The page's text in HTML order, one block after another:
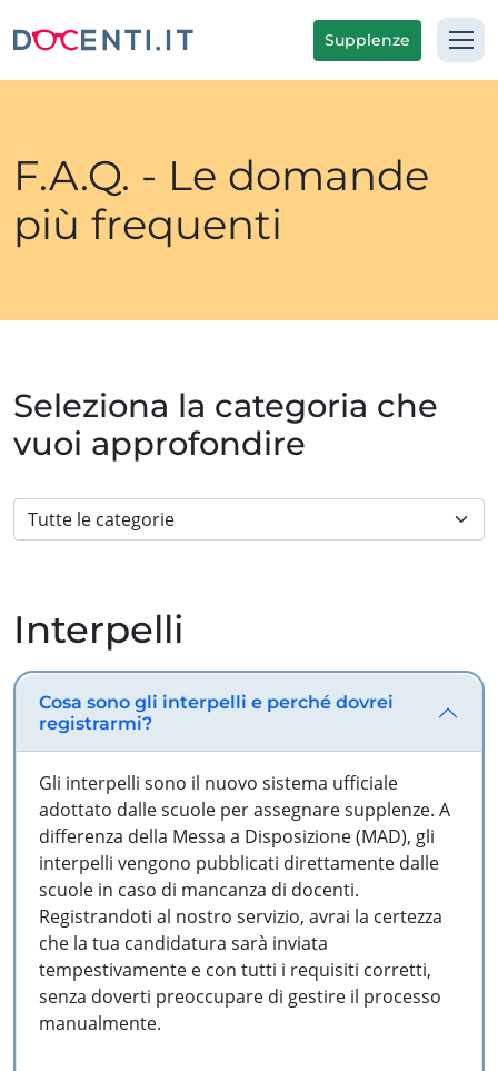
Supplenze
F.A.Q. - Le domande
più frequenti
Seleziona la categoria che
vuoi approfondire
Interpelli
Cosa sono gli interpelli e perché dovrei
registrarmi?
Gli interpelli sono il nuovo sistema ufficiale
adottato dalle scuole per assegnare supplenze. A
differenza della Messa a Disposizione (MAD), gli
interpelli vengono pubblicati direttamente dalle
scuole in caso di mancanza di docenti.
Registrandoti al nostro servizio, avrai la certezza
che la tua candidatura sarà inviata
tempestivamente e con tutti i requisiti corretti,
senza doverti preoccupare di gestire il processo
manualmente.